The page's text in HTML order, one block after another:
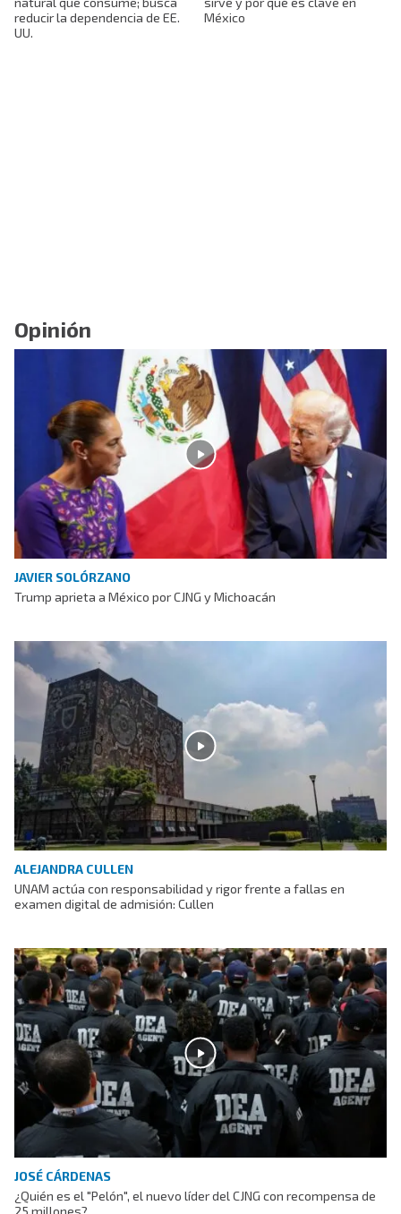
reducir la dependencia de EE.
UU.
México
Opinión
JAVIER SOLÓRZANO
Trump aprieta a México por CJNG y Michoacán
ALEJANDRA CULLEN
UNAM actúa con responsabilidad y rigor frente a fallas en
examen digital de admisión: Cullen
JOSÉ CÁRDENAS
¿Quién es el "Pelón", el nuevo líder del CJNG con recompensa de
25 millones?